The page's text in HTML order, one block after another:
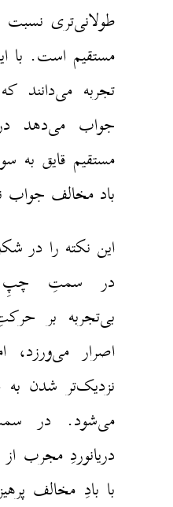
طولانی‌تری
مستقیم است. با
تجربه می‌دانند
جواب می‌دهد
مستقیم قایق به
باد مخالف جواب
این نکته را در
در سمتِ چپِ
بی‌تجربه بر
اصرار
نزدیک‌تر شدن به
می‌شود. در
دریانوردِ مجرب
با بادِ مخالف